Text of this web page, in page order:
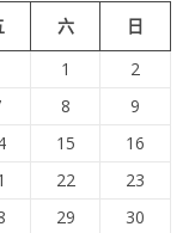
六
日
1
2
8
9
15
16
22
23
29
30